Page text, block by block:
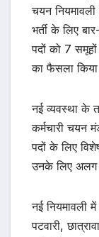
चयन
भर्ती के लिए
पदों को 7
का फैसला
नई व्यवस्था के
कर्मचारी चयन
पदों के लिए
उनके लिए अलग
नई नियमावली में
पटवारी,